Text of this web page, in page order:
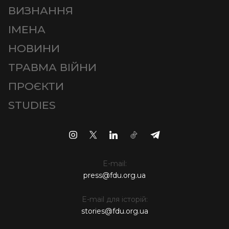
ВИЗНАННЯ
ІМЕНА
НОВИНИ
ТРАВМА ВІЙНИ
ПРОЄКТИ
STUDIES
E-mail:
press@fdu.org.ua
E-mail для історій:
stories@fdu.org.ua